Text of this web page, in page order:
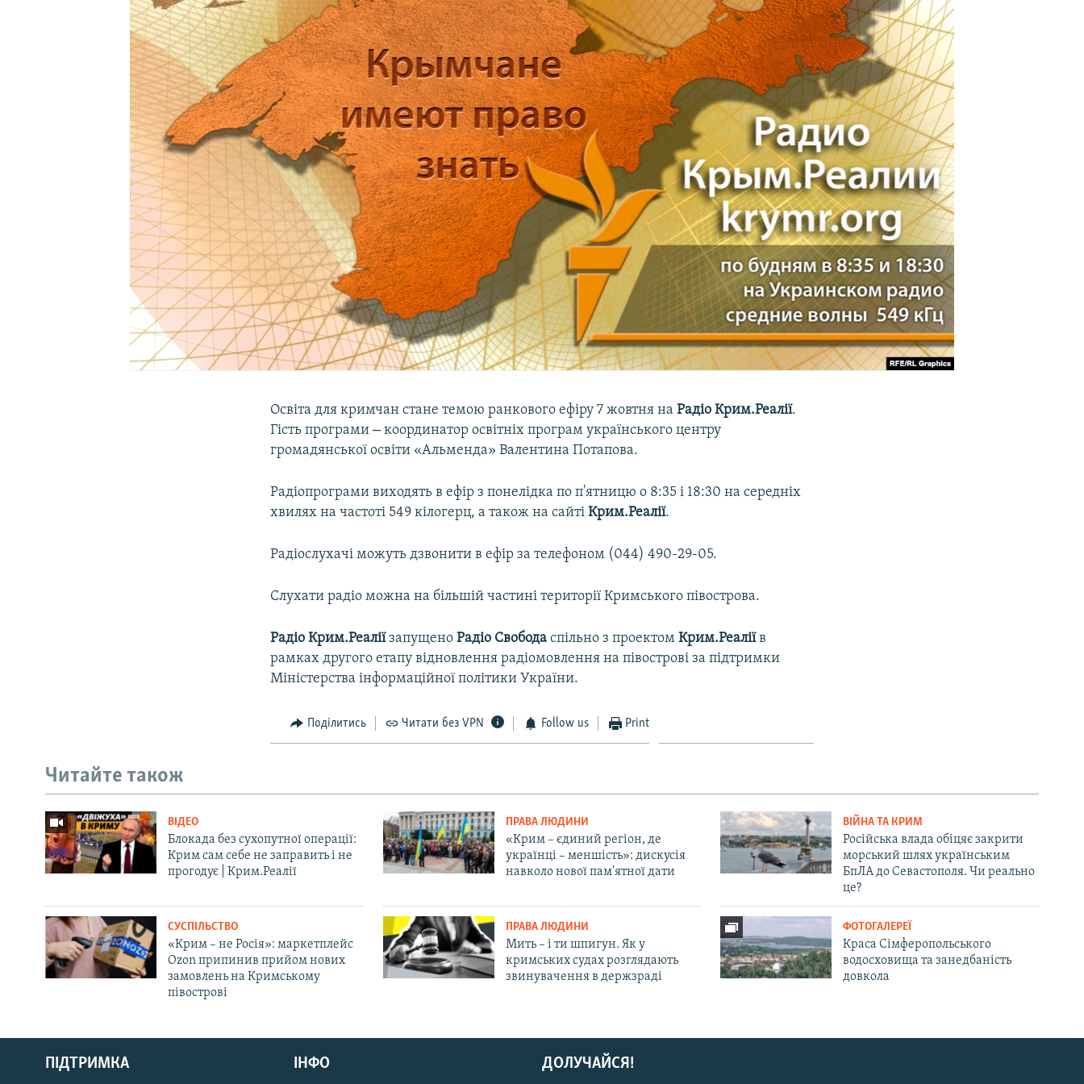
УКРАЇНСЬКА ПРОБЛЕМА КРИМУ
Русский
Qırımtatar
Освіта для кримчан стане темою ранкового ефіру 7 жовтня наРадіо Крим.Реалії.
Гість програми– координатор освітніх програм українського центру
громадянської освіти «Альменда» Валентина Потапова.
Радіопрограми виходять в ефір з понелідка по п'ятницю о 8:35 і 18:30 на середніх
хвилях на частоті 549 кілогерц, а також на сайтіКрим.Реалії.
Радіослухачі можуть дзвонити в ефір за телефоном (044) 490-29-05.
Слухати радіо можна на більшій частині території Кримського півострова.
Радіо Крим.РеаліїзапущеноРадіо Свобода спільно з проектомКрим.Реаліїв
рамках другого етапу відновлення радіомовлення на півострові за підтримки
Міністерства інформаційної політики України.
Поділитись Читати без VPN Follow us Print
Читайте також
ВІДЕО
Блокада без сухопутної операції:
Крим сам себе не заправить і не
прогодує | Крим.Реалії
ПРАВА ЛЮДИНИ
«Крим – єдиний регіон, де
українці – меншість»: дискусія
навколо нової пам'ятної дати
ВІЙНА ТА КРИМ
Російська влада обіцяє закрити
морський шлях українським
БпЛА до Севастополя. Чи реально
це?
СУСПІЛЬСТВО
«Крим – не Росія»: маркетплейс
Ozon припинив прийом нових
замовлень на Кримському
півострові
ПРАВА ЛЮДИНИ
Мить – і ти шпигун. Як у
кримських судах розглядають
звинувачення в держзраді
ФОТОГАЛЕРЕЇ
Краса Сімферопольського
водосховища та занедбаність
довкола
ДОЛУЧАЙСЯ!
ПІДТРИМКА ІНФО